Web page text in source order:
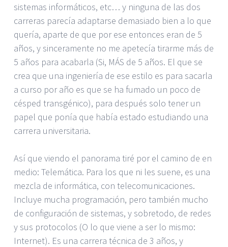
sistemas informáticos, etc… y ninguna de las dos
carreras parecía adaptarse demasiado bien a lo que
quería, aparte de que por ese entonces eran de 5
años, y sinceramente no me apetecía tirarme más de
5 años para acabarla (Si, MÁS de 5 años. El que se
crea que una ingeniería de ese estilo es para sacarla
a curso por año es que se ha fumado un poco de
césped transgénico), para después solo tener un
papel que ponía que había estado estudiando una
carrera universitaria.
Así que viendo el panorama tiré por el camino de en
medio: Telemática. Para los que ni les suene, es una
mezcla de informática, con telecomunicaciones.
Incluye mucha programación, pero también mucho
de configuración de sistemas, y sobretodo, de redes
y sus protocolos (O lo que viene a ser lo mismo:
Internet). Es una carrera técnica de 3 años, y